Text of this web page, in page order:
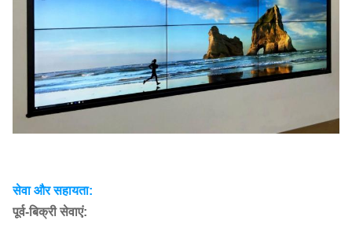
सेवा और सहायता:
पूर्व-बिक्री सेवाएं: